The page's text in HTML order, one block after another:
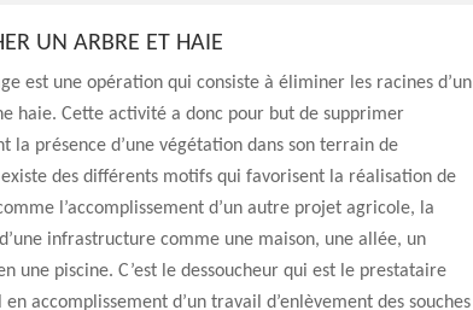
UN ARBRE ET HAIE
est une opération qui consiste à éliminer les racines d’un
haie. Cette activité a donc pour but de supprimer
la présence d’une végétation dans son terrain de
des différents motifs qui favorisent la réalisation de
l’accomplissement d’un autre projet agricole, la
infrastructure comme une maison, une allée, un
une piscine. C’est le dessoucheur qui est le prestataire
en accomplissement d’un travail d’enlèvement des souches